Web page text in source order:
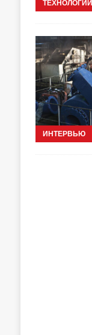
ТЕХНОЛОГИИ
ИНТЕРВЬЮ